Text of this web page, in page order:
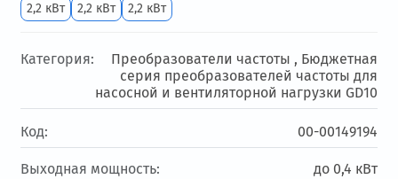
2,2 кВт
2,2 кВт 2,2 кВт
Категория: Преобразователи частоты , Бюджетная
серия преобразователей частоты для
насосной и вентиляторной нагрузки GD10
Код: 00-00149194
Выходная мощность: до 0,4 кВт